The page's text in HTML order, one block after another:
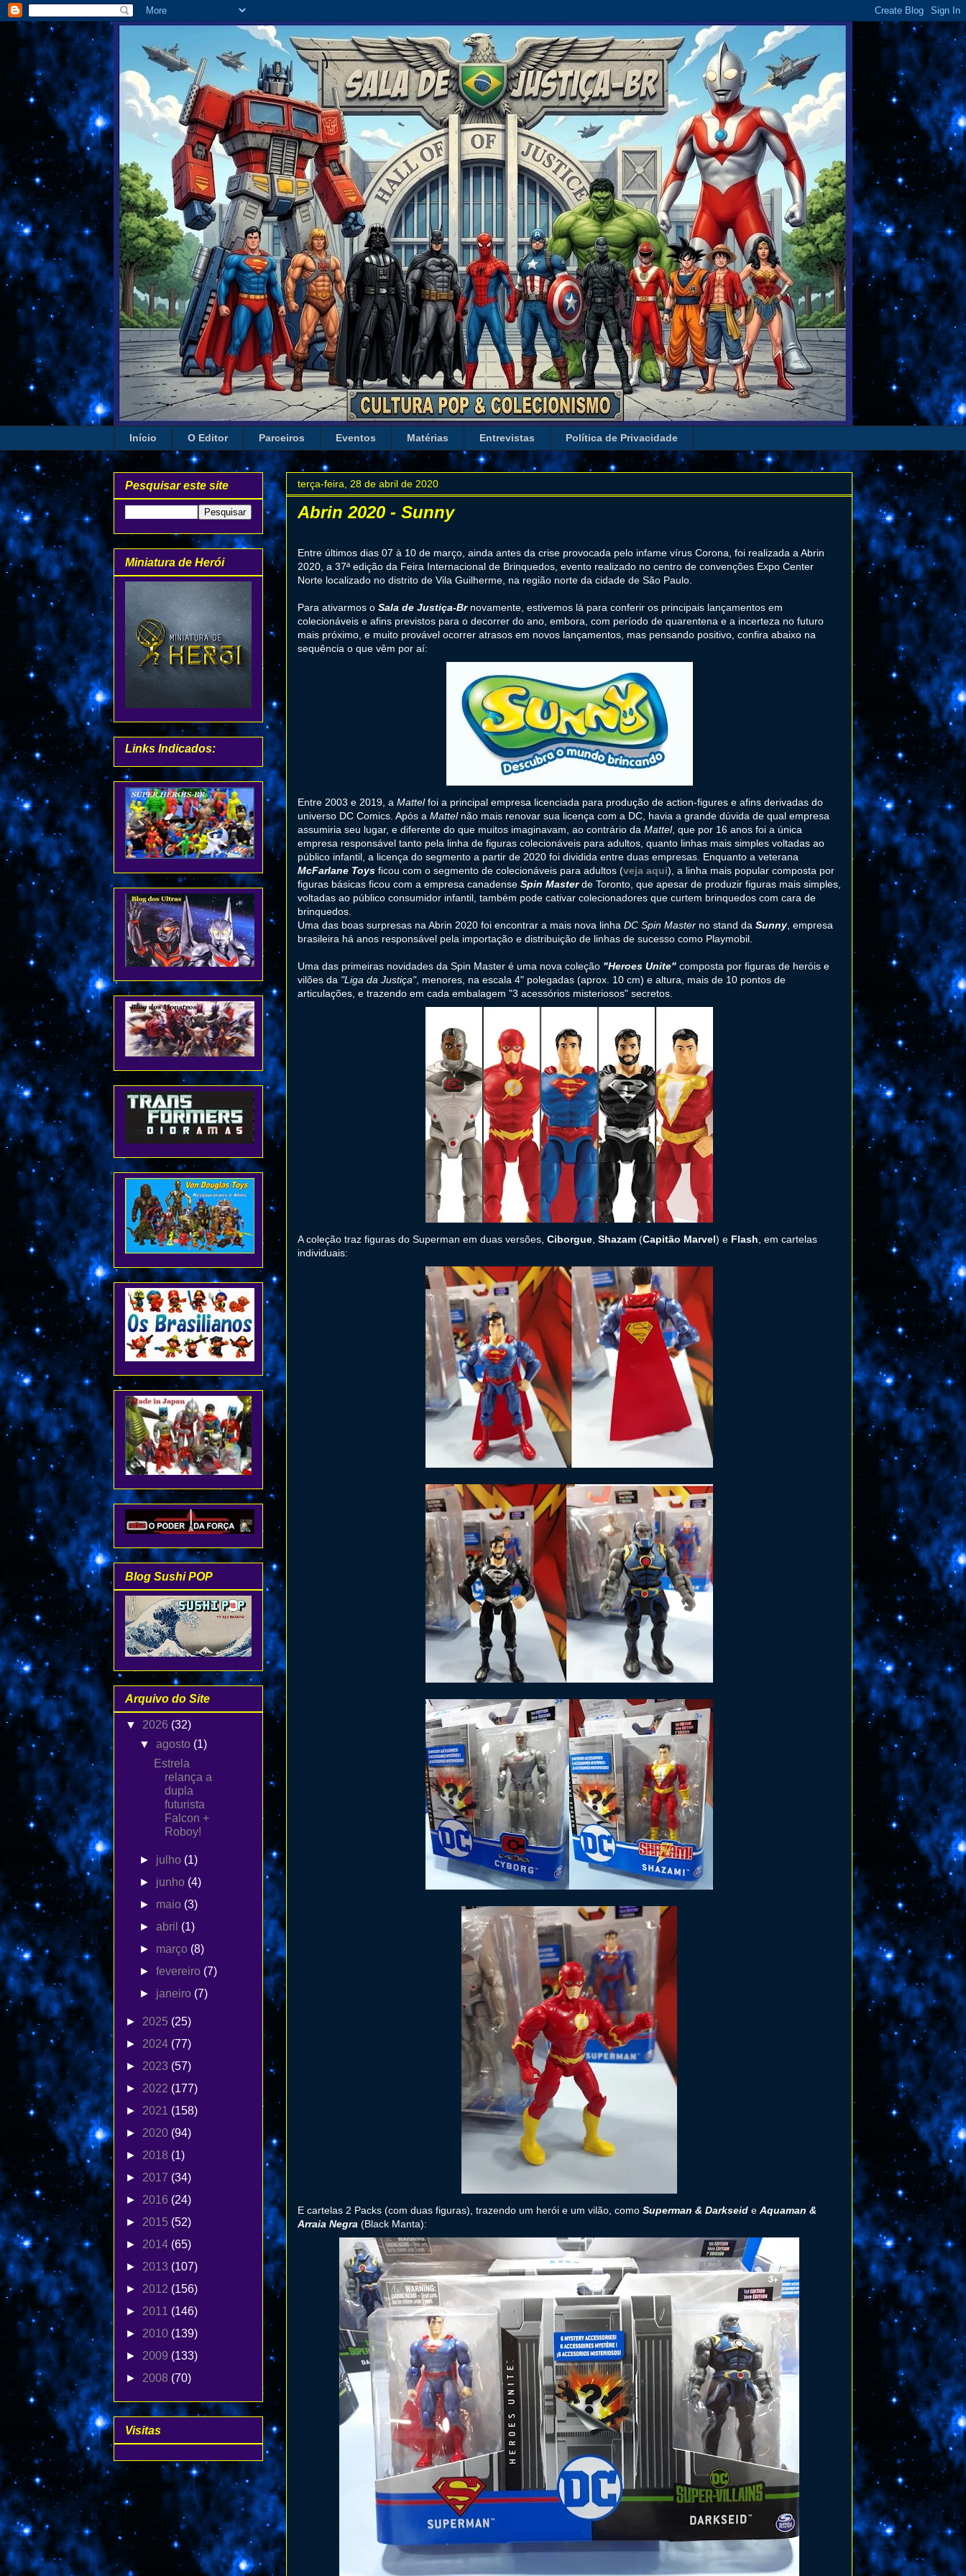
Início O Editor Parceiros Eventos Matérias Entrevistas Política de Privacidade
terça-feira, 28 de abril de 2020
Abrin 2020 - Sunny
Entre últimos dias 07 à 10 de março, ainda antes da crise provocada pelo infame vírus Corona, foi realizada a Abrin
2020, a 37ª edição da Feira Internacional de Brinquedos, evento realizado no centro de convenções Expo Center
Norte localizado no distrito de Vila Guilherme, na região norte da cidade de São Paulo.
Para ativarmos o Sala de Justiça-Brnovamente, estivemos lá para conferir os principais lançamentos em
colecionáveis e afins previstos para o decorrer do ano, embora, com período de quarentena e a incerteza no futuro
mais próximo, e muito provável ocorrer atrasos em novos lançamentos, mas pensando positivo, confira abaixo na
sequência o que vêm por aí:
Entre 2003 e 2019, a Mattelfoi a principal empresa licenciada para produção de action-figures e afins derivadas do
universo DC Comics. Após a Mattelnão mais renovar sua licença com a DC, havia a grande dúvida de qual empresa
assumiria seu lugar, e diferente do que muitos imaginavam, ao contrário da Mattel, que por 16 anos foi a única
empresa responsável tanto pela linha de figuras colecionáveis para adultos, quanto linhas mais simples voltadas ao
público infantil, a licença do segmento a partir de 2020 foi dividida entre duas empresas. Enquanto a veterana
McFarlane Toys ficou com o segmento de colecionáveis para adultos (veja aqui), a linha mais popular composta por
figuras básicas ficou com a empresa canadense Spin Masterde Toronto, que apesar de produzir figuras mais simples,
voltadas ao público consumidor infantil, também pode cativar colecionadores que curtem brinquedos com cara de
brinquedos.
Uma das boas surpresas na Abrin 2020 foi encontrar a mais nova linha DC Spin Master no stand da Sunny, empresa
brasileira há anos responsável pela importação e distribuição de linhas de sucesso como Playmobil.
Uma das primeiras novidades da Spin Master é uma nova coleção "Heroes Unite" composta por figuras de heróis e
vilões da "Liga da Justiça", menores, na escala 4" polegadas (aprox. 10 cm) e altura, mais de 10 pontos de
articulações, e trazendo em cada embalagem "3 acessórios misteriosos" secretos.
A coleção traz figuras do Superman em duas versões, Ciborgue Shazam (Capitão Marvel) e Flash , em cartelas
individuais:
E cartelas 2 Packs (com duas figuras), trazendo um herói e um vilão, como Superman & Darkseid e Aquaman &
Arraia Negra (Black Manta):
Pesquisar este site
Miniatura de Herói
Links Indicados:
Blog Sushi POP
Arquivo do Site
▼ 2026 (32)
▼agosto (1)
Estrela
relança a
dupla
futurista
Falcon +
Roboy!
► julho (1)
► junho (4)
► maio (3)
►abril (1)
► março (8)
►fevereiro (7)
► janeiro (7)
► 2025 (25)
► 2024 (77)
► 2023 (57)
► 2022 (177)
► 2021 (158)
► 2020 (94)
► 2018 (1)
► 2017 (34)
► 2016 (24)
► 2015 (52)
► 2014 (65)
► 2013 (107)
► 2012 (156)
► 2011 (146)
► 2010 (139)
► 2009 (133)
► 2008 (70)
Visitas